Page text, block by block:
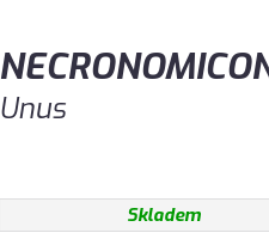
Unus
Skladem